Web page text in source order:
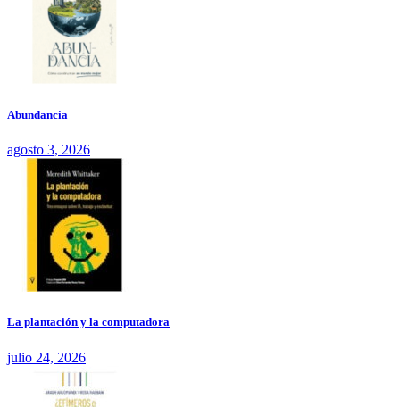
Abundancia
agosto 3, 2026
La plantación y la computadora
julio 24, 2026